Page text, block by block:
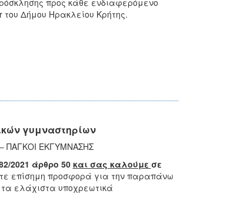
προς κάθε ενδιαφερόμενο
r του Δήμου Ηρακλείου Κρήτης.
γυμναστηρίων
ΠΑΓΚΟΙ ΕΚΓΥΜΝΑΣΗΣ
2021 άρθρο 50 και σας καλούμε σε
επίσημη προσφορά για την παραπάνω
ελάχιστα υποχρεωτικά